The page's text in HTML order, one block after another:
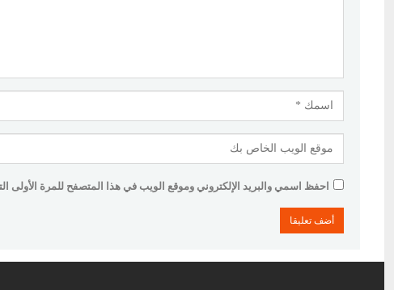
احفظ اسمي والبريد الإلكتروني وموقع الويب في هذا المتصفح للمرة الأولى